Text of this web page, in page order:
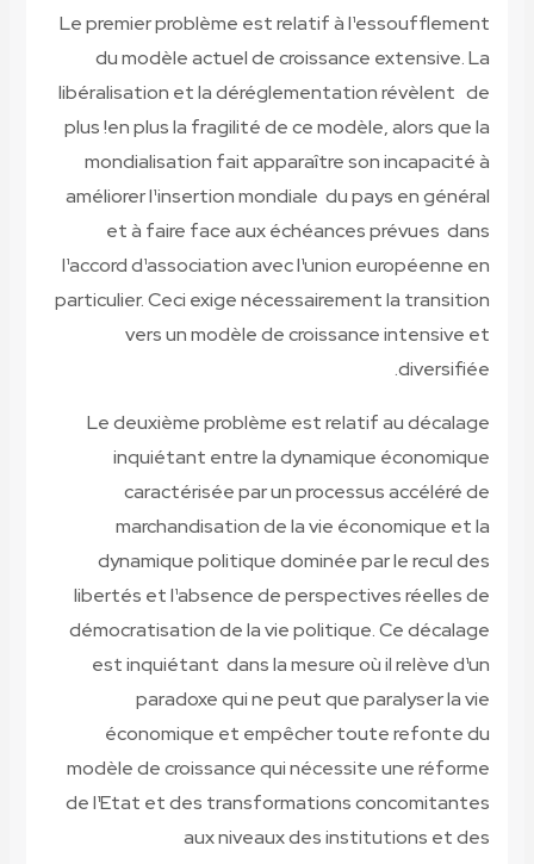
Le premier problème est relatif à l¹essoufflement
du modèle actuel de croissance extensive. La
libéralisation et la déréglementation révèlent de
plus !en plus la fragilité de ce modèle, alors que la
mondialisation fait apparaître son incapacité à
améliorer l¹insertion mondiale du pays en général
et à faire face aux échéances prévues dans
l¹accord d¹association avec l¹union européenne en
particulier. Ceci exige nécessairement la transition
vers un modèle de croissance intensive et
diversifiée.
Le deuxième problème est relatif au décalage
inquiétant entre la dynamique économique
caractérisée par un processus accéléré de
marchandisation de la vie économique et la
dynamique politique dominée par le recul des
libertés et l¹absence de perspectives réelles de
démocratisation de la vie politique. Ce décalage
est inquiétant dans la mesure où il relève d¹un
paradoxe qui ne peut que paralyser la vie
économique et empêcher toute refonte du
modèle de croissance qui nécessite une réforme
de l¹Etat et des transformations concomitantes
aux niveaux des institutions et des